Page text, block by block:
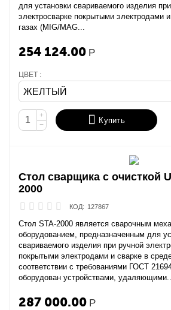
для установки свариваемого изделия
электросварке покрытыми электродами
газах (MIG/MAG...
254 124.00 Р
ЦВЕТ :
+
−
Купить
Стол сварщика с очисткой
2000
КОД: 127867
Стол STA-2000 является сварочным
оборудованием, предназначенным для
свариваемого изделия при ручной
покрытыми электродами и сварке в
соответствии с требованиями ГОСТ
оборудован устройствами,
287 000.00 Р